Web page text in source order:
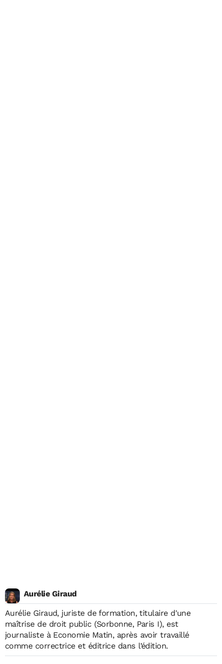
Aurélie Giraud
Aurélie Giraud, juriste de formation, titulaire d'une
maîtrise de droit public (Sorbonne, Paris I), est
journaliste à Economie Matin, après avoir travaillé
comme correctrice et éditrice dans l’édition.